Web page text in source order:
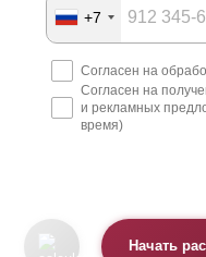
+7
Согласен на
Согласен на
и рекламных
время)
Начать